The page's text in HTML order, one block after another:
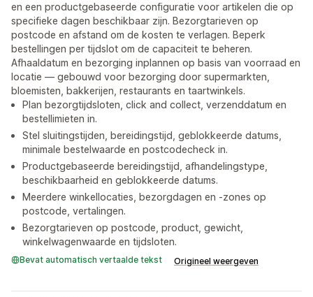
en een productgebaseerde configuratie voor artikelen die op
specifieke dagen beschikbaar zijn. Bezorgtarieven op
postcode en afstand om de kosten te verlagen. Beperk
bestellingen per tijdslot om de capaciteit te beheren.
Afhaaldatum en bezorging inplannen op basis van voorraad en
locatie — gebouwd voor bezorging door supermarkten,
bloemisten, bakkerijen, restaurants en taartwinkels.
Plan bezorgtijdsloten, click and collect, verzenddatum en
bestellimieten in.
Stel sluitingstijden, bereidingstijd, geblokkeerde datums,
minimale bestelwaarde en postcodecheck in.
Productgebaseerde bereidingstijd, afhandelingstype,
beschikbaarheid en geblokkeerde datums.
Meerdere winkellocaties, bezorgdagen en -zones op
postcode, vertalingen.
Bezorgtarieven op postcode, product, gewicht,
winkelwagenwaarde en tijdsloten.
Bevat automatisch vertaalde tekst Origineel weergeven